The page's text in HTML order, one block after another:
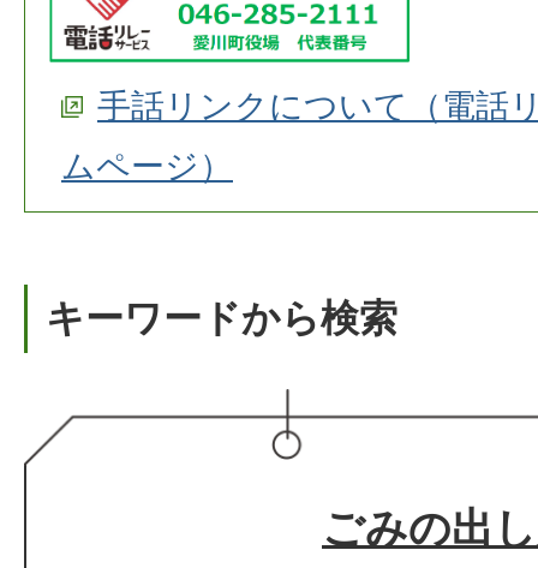
手話リンクについて（電話
ムページ）
キーワードから検索
ごみの出